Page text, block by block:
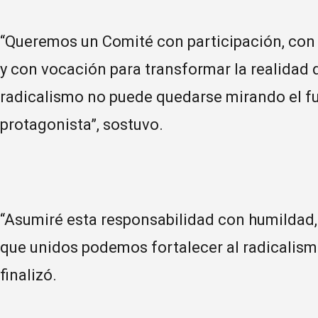
“Queremos un Comité con participación,
y con vocación para transformar la realidad
radicalismo no puede quedarse mirando el
protagonista”, sostuvo.
“Asumiré esta responsabilidad con
que unidos podemos fortalecer al
finalizó.